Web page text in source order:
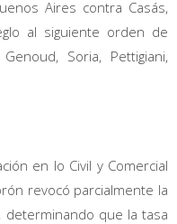
Aires contra Casás,
al siguiente orden de
Soria, Pettigiani,
en lo Civil y Comercial
revocó parcialmente la
determinando que la tasa